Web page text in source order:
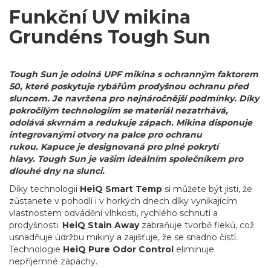
Funkční UV mikina
Grundéns Tough Sun
Tough Sun je odolná UPF mikina s ochranným faktorem
50, které poskytuje rybářům prodyšnou ochranu před
sluncem. Je navržena pro nejnáročnější podmínky. Díky
pokročilým technologiím se materiál nezatrhává,
odolává skvrnám a redukuje zápach. Mikina disponuje
integrovanými otvory na palce pro ochranu
rukou. Kapuce je designovaná pro plné pokrytí
hlavy. Tough Sun je vašim ideálním společníkem pro
dlouhé dny na slunci.
Díky technologii HeiQ Smart Temp si můžete být jisti, že
zůstanete v pohodlí i v horkých dnech díky vynikajícím
vlastnostem odvádění vlhkosti, rychlého schnutí a
prodyšnosti. HeiQ Stain Awayzabraňuje tvorbě fleků, což
usnadňuje údržbu mikiny a zajišťuje, že se snadno čistí.
Technologie HeiQ Pure Odor Control eliminuje
nepříjemné zápachy.